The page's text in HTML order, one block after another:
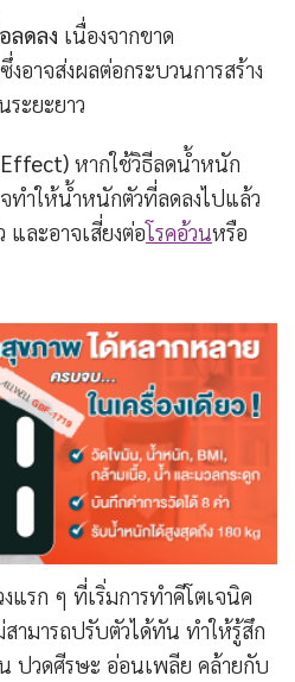
ลดลง เนื่องจากขาด
อาจส่งผลต่อกระบวนการสร้าง
ะยะยาว
Effect) หากใช้วิธีลดน้ำหนัก
ทำให้น้ำหนักตัวที่ลดลงไปแล้ว
และอาจเสี่ยงต่อโรคอ้วนหรือ
แรก ๆ ที่เริ่มการทำคีโตเจนิค
สามารถปรับตัวได้ทัน ทำให้รู้สึก
ปวดศีรษะ อ่อนเพลีย คล้ายกับ